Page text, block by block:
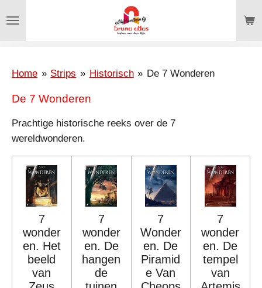
direct
hoofdinhoud
Home » Strips » Historisch » De 7 Wonderen
De 7 Wonderen
Prachtige historische reeks over de 7
wereldwonderen.
7
wonder
en. Het
beeld
van
7
wonder
en. De
hangen
de
7
Wonder
en. De
Piramid
e Van
7
wonder
en. De
tempel
van